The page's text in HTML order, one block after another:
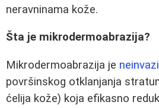
neravninama kože.
Šta je mikrodermoabrazija?
Mikrodermoabrazija je
površinskog otklanjanja
ćelija kože) koja efikasno